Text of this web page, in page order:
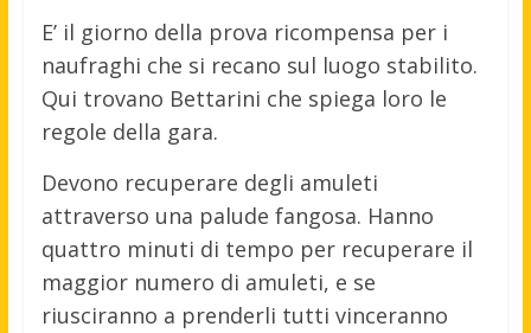
E’ il giorno della prova ricompensa per i
naufraghi che si recano sul luogo stabilito.
Qui trovano Bettarini che spiega loro le
regole della gara.
Devono recuperare degli amuleti
attraverso una palude fangosa. Hanno
quattro minuti di tempo per recuperare il
maggior numero di amuleti, e se
riusciranno a prenderli tutti vinceranno